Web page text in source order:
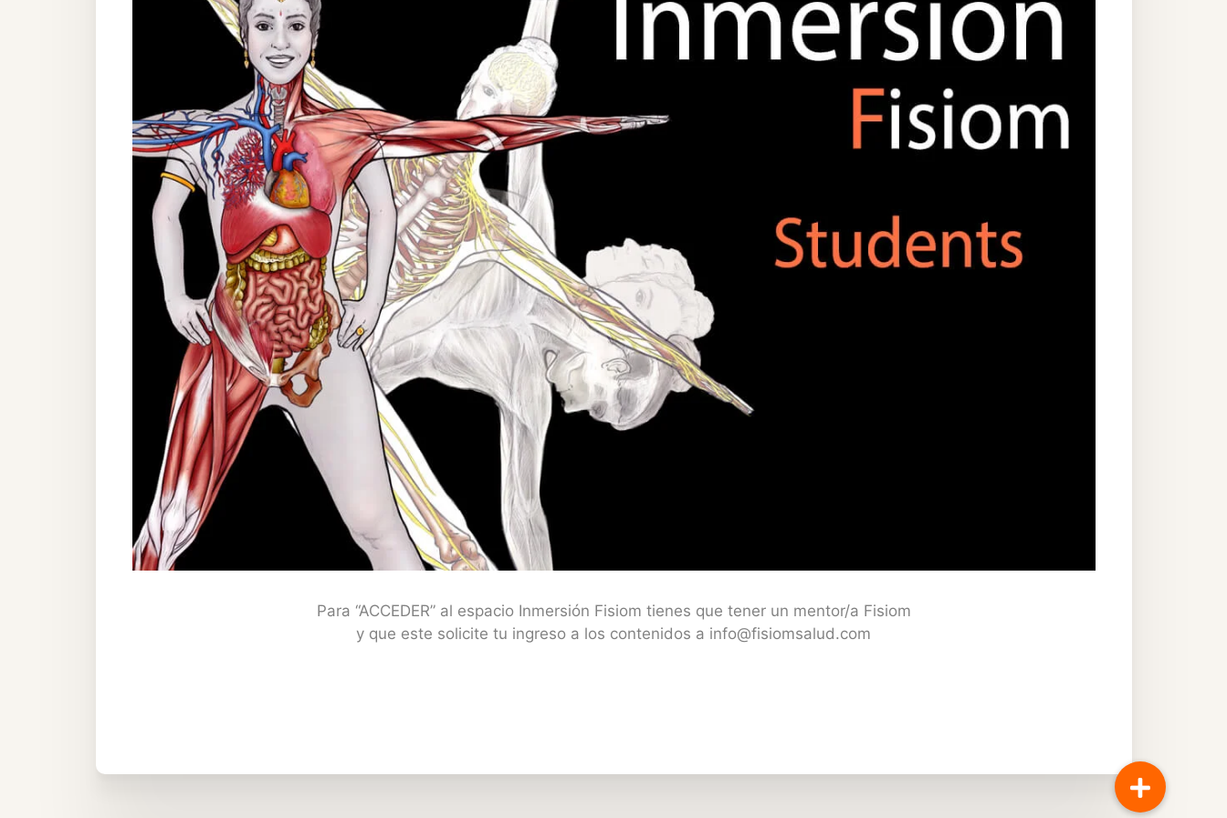
Para “ACCEDER” al espacio Inmersión Fisiom tienes que tener un mentor/a Fisiom
y que este solicite tu ingreso a los contenidos a info@fisiomsalud.com